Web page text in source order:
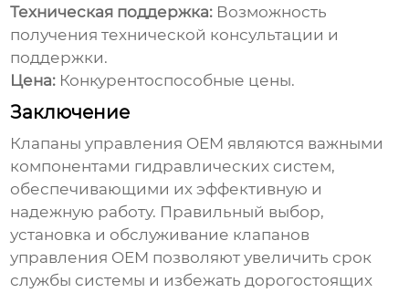
Техническая поддержка: Возможность
получения технической консультации и
поддержки.
Цена: Конкурентоспособные цены.
Заключение
Клапаны управления OEM являются важными
компонентами гидравлических систем,
обеспечивающими их эффективную и
надежную работу. Правильный выбор,
установка и обслуживание клапанов
управления OEM позволяют увеличить срок
службы системы и избежать дорогостоящих